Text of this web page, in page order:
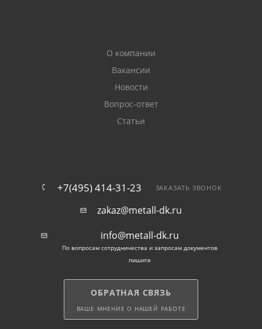
О компании
Вакансии
Новости
Вопрос-ответ
Статьи
+7(495) 414-31-23 ЗАКАЗАТЬ ЗВОНОК
zakaz@metall-dk.ru
info@metall-dk.ru
По вопросам сотрудничества и запросам документов
пишите
ОБРАТНАЯ СВЯЗЬ
ВАШЕ МНЕНИЕ О НАШЕЙ РАБОТЕ